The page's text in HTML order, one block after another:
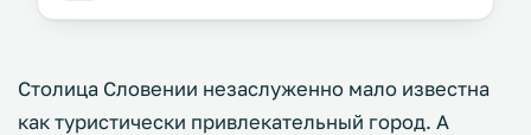
Столица Словении незаслуженно мало известна
как туристически привлекательный город. А